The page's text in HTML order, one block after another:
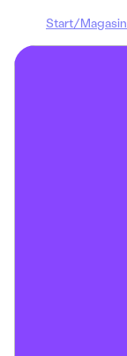
Start/Magasin